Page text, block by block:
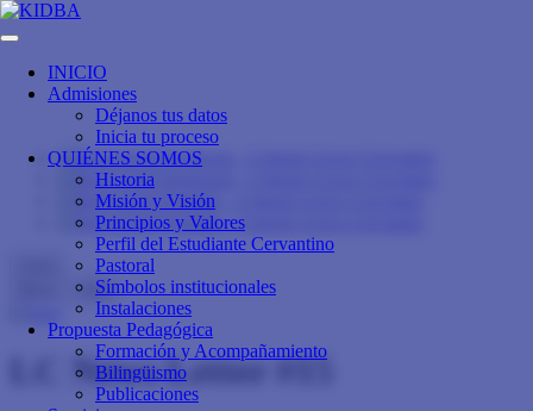
INICIO
Admisiones
Déjanos tus datos
Inicia tu proceso
QUIÉNES SOMOS
Historia
Misión y Visión
Principios y Valores
Perfil del Estudiante Cervantino
Pastoral
Símbolos institucionales
Instalaciones
Propuesta Pedagógica
Formación y Acompañamiento
Bilingüismo
Publicaciones
Info
LC News Letter #15